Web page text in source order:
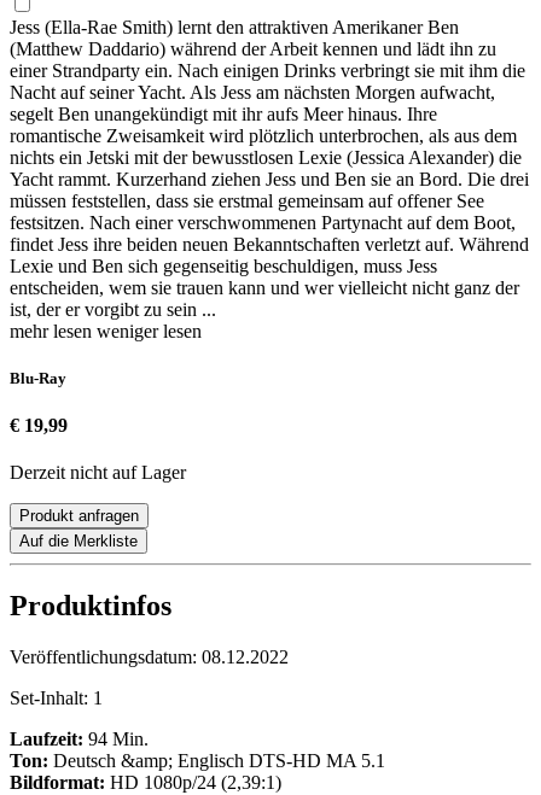
Jess (Ella-Rae Smith) lernt den attraktiven Amerikaner Ben
(Matthew Daddario) während der Arbeit kennen und lädt ihn zu
einer Strandparty ein. Nach einigen Drinks verbringt sie mit ihm die
Nacht auf seiner Yacht. Als Jess am nächsten Morgen aufwacht,
segelt Ben unangekündigt mit ihr aufs Meer hinaus. Ihre
romantische Zweisamkeit wird plötzlich unterbrochen, als aus dem
nichts ein Jetski mit der bewusstlosen Lexie (Jessica Alexander) die
Yacht rammt. Kurzerhand ziehen Jess und Ben sie an Bord. Die drei
müssen feststellen, dass sie erstmal gemeinsam auf offener See
festsitzen. Nach einer verschwommenen Partynacht auf dem Boot,
findet Jess ihre beiden neuen Bekanntschaften verletzt auf. Während
Lexie und Ben sich gegenseitig beschuldigen, muss Jess
entscheiden, wem sie trauen kann und wer vielleicht nicht ganz der
ist, der er vorgibt zu sein ...
mehr lesen weniger lesen
Blu-Ray
€ 19,99
Derzeit nicht auf Lager
Produkt anfragen
Auf die Merkliste
Produktinfos
Veröffentlichungsdatum: 08.12.2022
Set-Inhalt: 1
Laufzeit: 94 Min.
Ton: Deutsch &amp; Englisch DTS-HD MA 5.1
Bildformat: HD 1080p/24 (2,39:1)